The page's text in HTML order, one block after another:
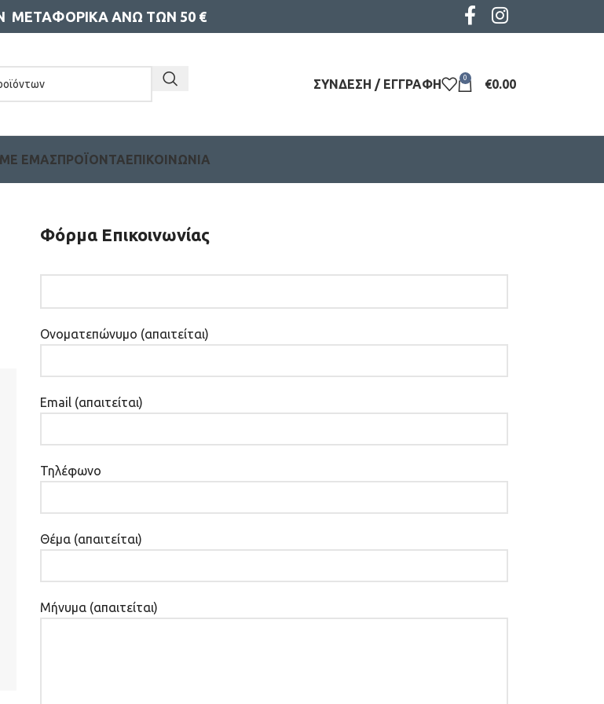
ΜΕΤΑΦΟΡΙΚΑ ΑΝΩ ΤΩΝ 50 €
ΣΎΝΔΕΣΗ / ΕΓΓΡΑΦΉ 0 €0.00
ΕΜΆΣΠΡΟΪΌΝΤΑΕΠΙΚΟΙΝΩΝΊΑ
Φόρμα Επικοινωνίας
Ονοματεπώνυμο (απαιτείται)
Email (απαιτείται)
Τηλέφωνο
Θέμα (απαιτείται)
Μήνυμα (απαιτείται)